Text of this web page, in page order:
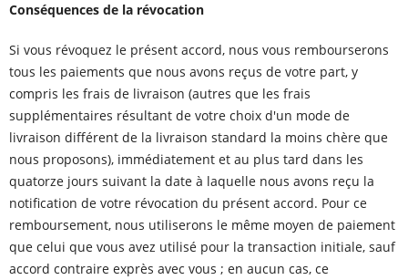
Conséquences de la révocation
Si vous révoquez le présent accord, nous vous rembourserons
tous les paiements que nous avons reçus de votre part, y
compris les frais de livraison (autres que les frais
supplémentaires résultant de votre choix d'un mode de
livraison différent de la livraison standard la moins chère que
nous proposons), immédiatement et au plus tard dans les
quatorze jours suivant la date à laquelle nous avons reçu la
notification de votre révocation du présent accord. Pour ce
remboursement, nous utiliserons le même moyen de paiement
que celui que vous avez utilisé pour la transaction initiale, sauf
accord contraire exprès avec vous ; en aucun cas, ce